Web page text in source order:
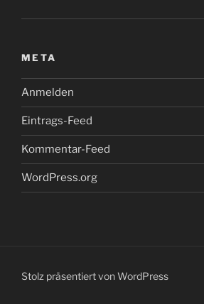
META
Anmelden
Eintrags-Feed
Kommentar-Feed
WordPress.org
Stolz präsentiert von WordPress